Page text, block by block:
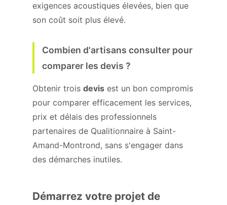
exigences acoustiques élevées, bien que
son coût soit plus élevé.
Combien d'artisans consulter pour
comparer les devis ?
Obtenir trois devis est un bon compromis
pour comparer efficacement les services,
prix et délais des professionnels
partenaires de Qualitionnaire à Saint-
Amand-Montrond, sans s'engager dans
des démarches inutiles.
Démarrez votre projet de